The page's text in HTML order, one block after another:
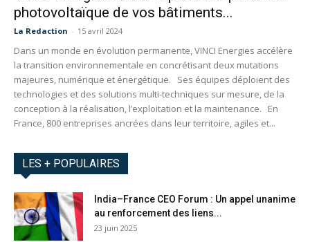
photovoltaïque de vos bâtiments...
La Redaction - 15 avril 2024
Dans un monde en évolution permanente, VINCI Energies accélère
la transition environnementale en concrétisant deux mutations
majeures, numérique et énergétique. Ses équipes déploient des
technologies et des solutions multi-techniques sur mesure, de la
conception à la réalisation, l’exploitation et la maintenance. En
France, 800 entreprises ancrées dans leur territoire, agiles et...
LES + POPULAIRES
India–France CEO Forum : Un appel unanime
au renforcement des liens...
23 juin 2025